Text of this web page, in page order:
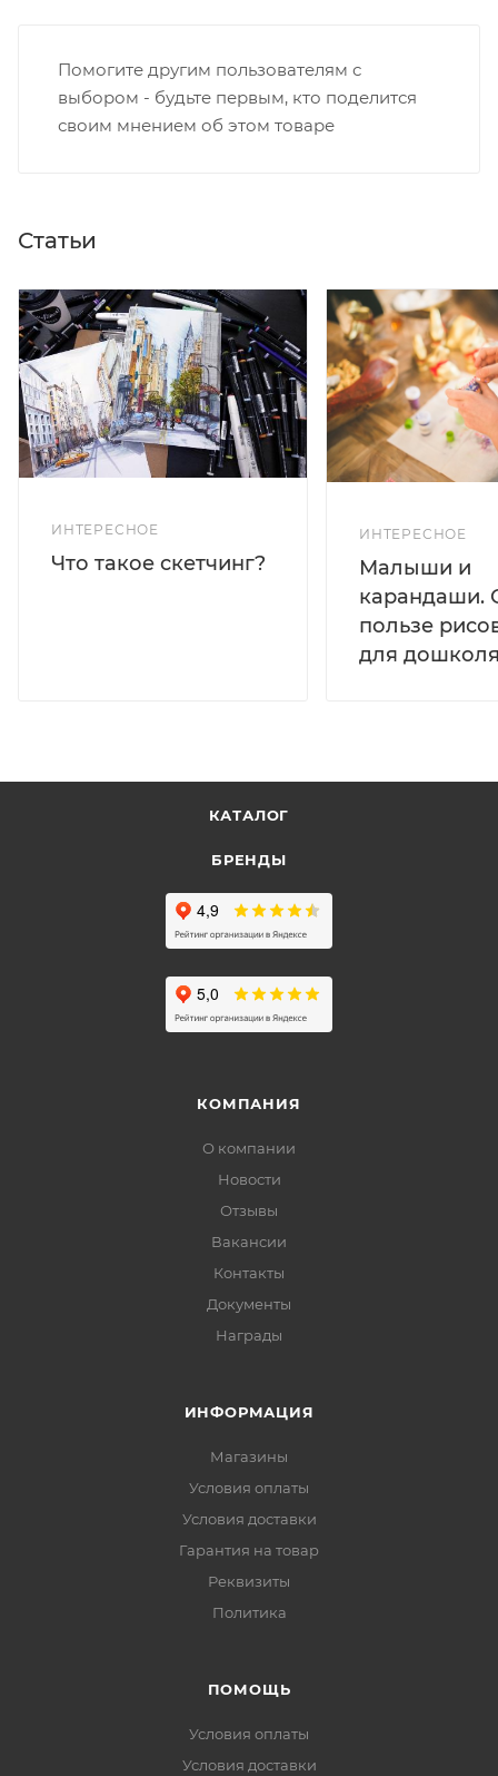
Помогите другим пользователям с
выбором - будьте первым, кто поделится
своим мнением об этом товаре
Статьи
ИНТЕРЕСНОЕ
Что такое скетчинг?
ИНТЕРЕСНОЕ
Малыши и
карандаши.
пользе
для
КАТАЛОГ
БРЕНДЫ
КОМПАНИЯ
О компании
Новости
Отзывы
Вакансии
Контакты
Документы
Награды
ИНФОРМАЦИЯ
Магазины
Условия оплаты
Условия доставки
Гарантия на товар
Реквизиты
Политика
ПОМОЩЬ
Условия оплаты
Условия доставки